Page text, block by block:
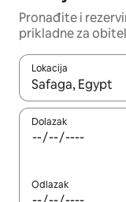
Pronađite i
prikladne za
Lokacija
Kada budu
Dolazak
Odlazak